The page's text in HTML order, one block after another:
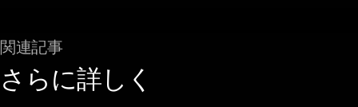
関連記事
さらに詳しく